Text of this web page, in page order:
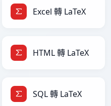
Excel 轉 LaTeX
HTML 轉 LaTeX
SQL 轉 LaTeX